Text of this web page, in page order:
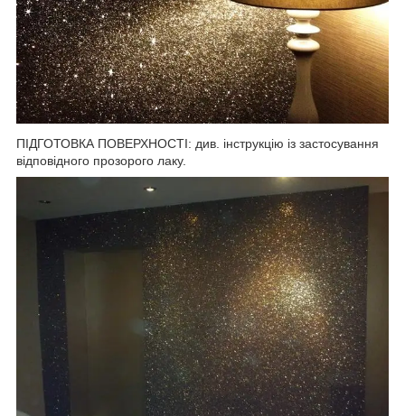
ПІДГОТОВКА ПОВЕРХНОСТІ: див. інструкцію із застосування
відповідного прозорого лаку.